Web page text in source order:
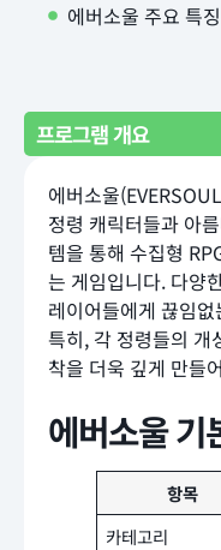
에버소울 주요 특징
프로그램 개요
에버소울
정령 캐릭터들과 아
템을 통해 수집형
는 게임입니다. 다양
레이어들에게 끊임
특히, 각 정령들의 개
착을 더욱 깊게 만들
에버소울 기
항목
카테고리